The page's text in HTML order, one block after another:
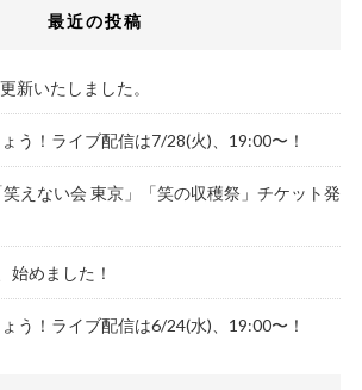
最近の投稿
新いたしました。
う！ライブ配信は7/28(火)、19:00〜！
笑えない会 東京」「笑の収穫祭」チケット発
始めました！
う！ライブ配信は6/24(水)、19:00〜！